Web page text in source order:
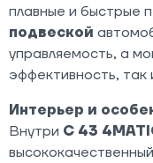
плавные и быстрые
подвеской
управляемость, а
эффективность, так
Интерьер и
Внутри C 43